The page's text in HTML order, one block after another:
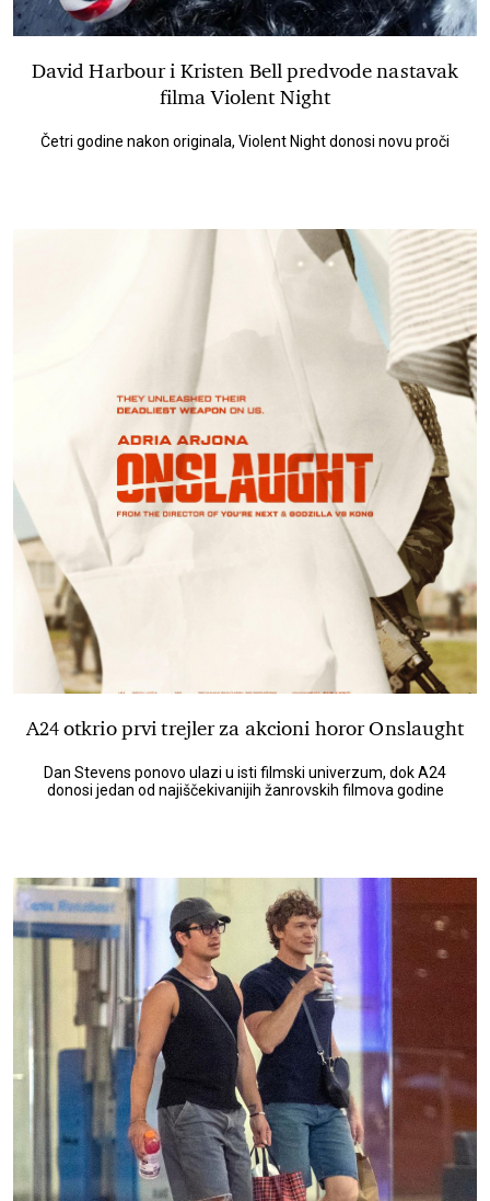
David Harbour i Kristen Bell predvode nastavak
filma Violent Night
Četri godine nakon originala, Violent Night donosi novu proči
A24 otkrio prvi trejler za akcioni horor Onslaught
Dan Stevens ponovo ulazi u isti filmski univerzum, dok A24
donosi jedan od najiščekivanijih žanrovskih filmova godine